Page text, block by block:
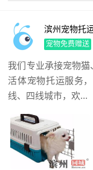
滨州宠物托
宠物免费赠送
我们专业承接宠物
活体宠物托运服务
线、四线城市，欢...